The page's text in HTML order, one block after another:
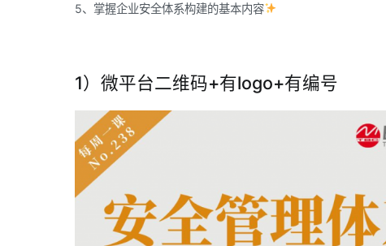
5、掌握企业安全体系构建的基本内容
1）微平台二维码+有logo+有编号